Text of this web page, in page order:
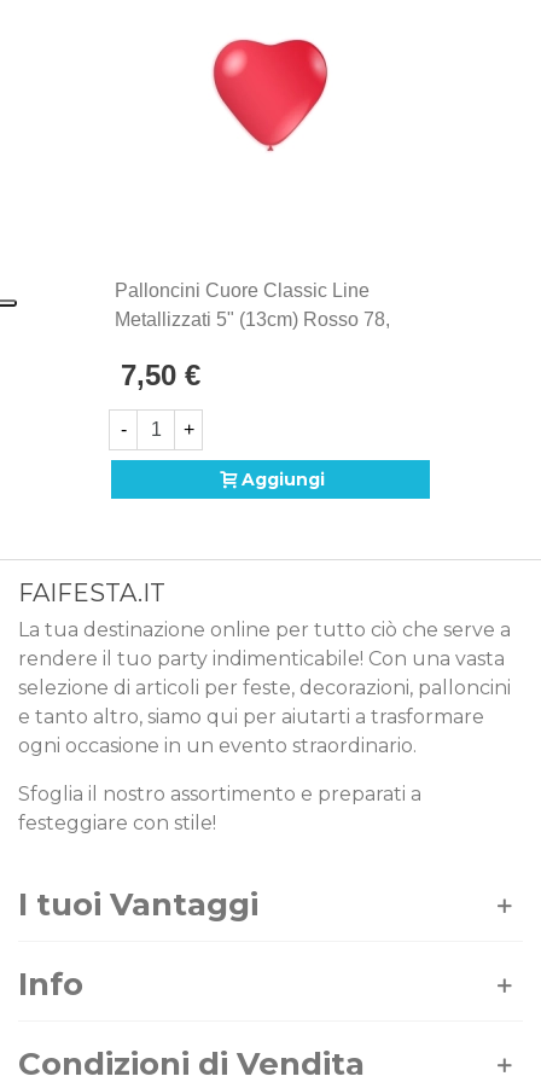
1902. Si distinguono per la qualità eccezionale e la
produzione Made in Italy, sinonimo di maestria
artigianale e attenzione ai dettagli.
Palloncini Cuore Classic Line
Metallizzati 5" (13cm) Rosso 78,
7,50 €
- +
Aggiungi
FAIFESTA.IT
La tua destinazione online per tutto ciò che serve a
rendere il tuo party indimenticabile! Con una vasta
selezione di articoli per feste, decorazioni, palloncini
e tanto altro, siamo qui per aiutarti a trasformare
ogni occasione in un evento straordinario.
Sfoglia il nostro assortimento e preparati a
festeggiare con stile!
I tuoi Vantaggi
Info
Condizioni di Vendita